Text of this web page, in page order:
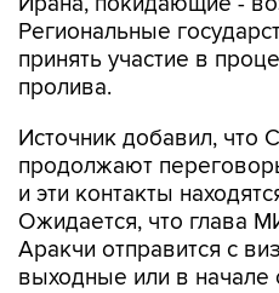
Региональные
принять участие в
пролива.
Источник добавил, что
продолжают
и эти контакты
Ожидается, что глава
Аракчи отправится с
выходные или в